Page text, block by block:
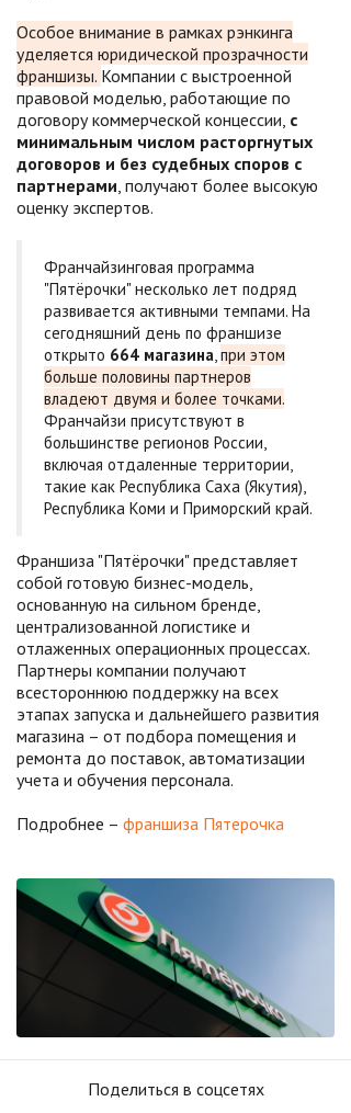
Особое внимание в рамках рэнкинга
уделяется юридической прозрачности
франшизы. Компании с выстроенной
правовой моделью, работающие по
договору коммерческой концессии, с
минимальным числом расторгнутых
договоров и без судебных споров с
партнерами, получают более высокую
оценку экспертов.
Франчайзинговая программа
"Пятёрочки" несколько лет подряд
развивается активными темпами. На
сегодняшний день по франшизе
открыто 664 магазина,при этом
больше половины партнеров
владеют двумя и более точками.
Франчайзи присутствуют в
большинстве регионов России,
включая отдаленные территории,
такие как Республика Саха (Якутия),
Республика Коми и Приморский край.
Франшиза "Пятёрочки" представляет
собой готовую бизнес-модель,
основанную на сильном бренде,
централизованной логистике и
отлаженных операционных процессах.
Партнеры компании получают
всестороннюю поддержку на всех
этапах запуска и дальнейшего развития
магазина – от подбора помещения и
ремонта до поставок, автоматизации
учета и обучения персонала.
Подробнее – франшиза Пятерочка
Поделиться в соцсетях